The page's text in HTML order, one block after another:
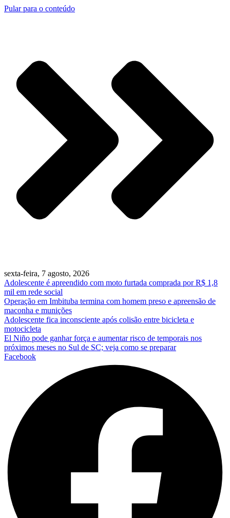
Pular para o conteúdo
sexta-feira, 7 agosto, 2026
Adolescente é apreendido com moto furtada comprada por R$ 1,8
mil em rede social
Operação em Imbituba termina com homem preso e apreensão de
maconha e munições
Adolescente fica inconsciente após colisão entre bicicleta e
motocicleta
El Niño pode ganhar força e aumentar risco de temporais nos
próximos meses no Sul de SC; veja como se preparar
Facebook